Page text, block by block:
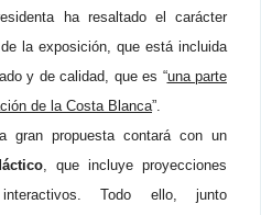
ha resaltado el carácter
la exposición, que está incluida
y de calidad, que es “una parte
de la Costa Blanca”.
gran propuesta contará con un
, que incluye proyecciones
Todo ello, junto